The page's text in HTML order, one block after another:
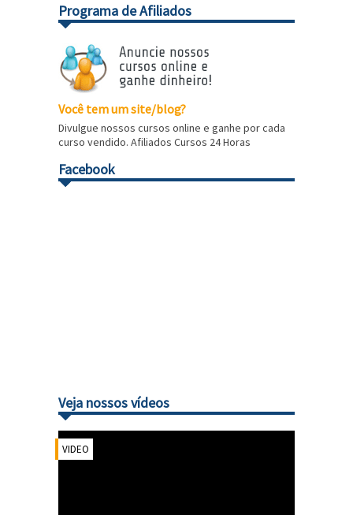
Programa de Afiliados
Você tem um site/blog?
Divulgue nossos cursos online e ganhe por cada
curso vendido. Afiliados Cursos 24 Horas
Facebook
Veja nossos vídeos
VIDEO